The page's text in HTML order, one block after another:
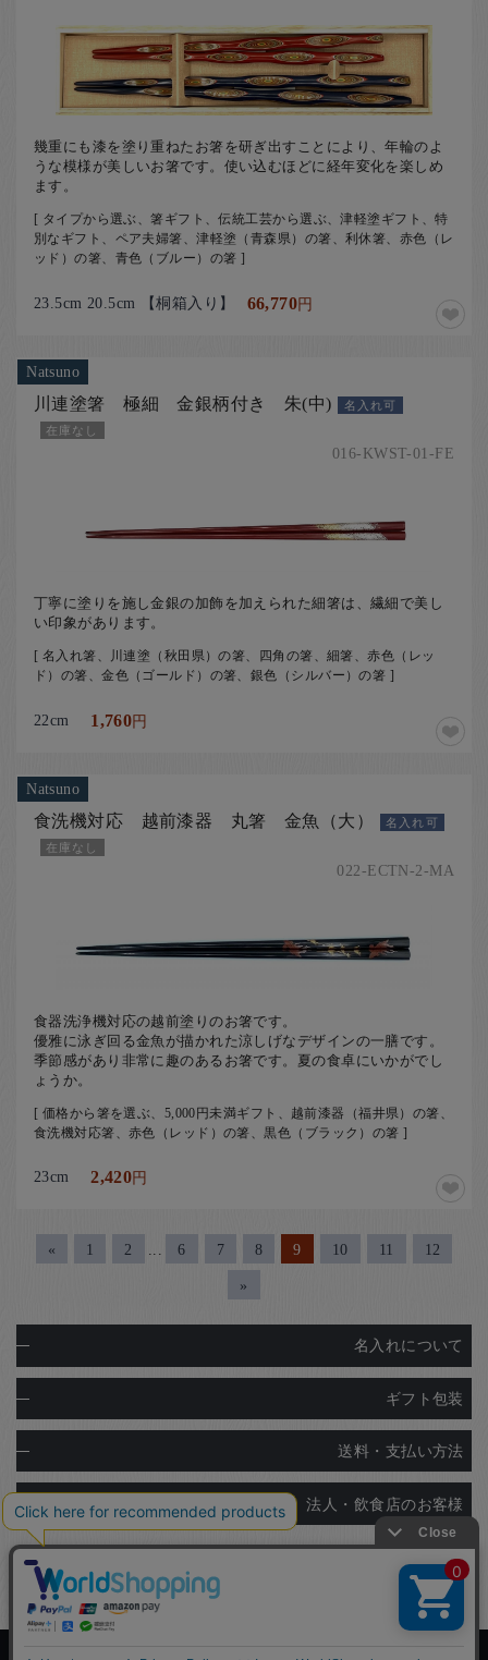
幾重にも漆を塗り重ねたお箸を研ぎ出すことにより、年輪のよ
うな模様が美しいお箸です。使い込むほどに経年変化を楽しめ
ます。
[ タイプから選ぶ、箸ギフト、伝統工芸から選ぶ、津軽塗ギフト、特
別なギフト、ペア夫婦箸、津軽塗（青森県）の箸、利休箸、赤色（レ
ッド）の箸、青色（ブルー）の箸 ]
23.5cm 20.5cm 【桐箱入り】 66,770円
Natsuno
川連塗箸 極細 金銀柄付き 朱(中)
名入れ可
在庫なし
016-KWST-01-FE
丁寧に塗りを施し金銀の加飾を加えられた細箸は、繊細で美し
い印象があります。
[ 名入れ箸、川連塗（秋田県）の箸、四角の箸、細箸、赤色（レッ
ド）の箸、金色（ゴールド）の箸、銀色（シルバー）の箸 ]
22cm 1,760円
Natsuno
食洗機対応 越前漆器 丸箸 金魚（大）
名入れ可
在庫なし
022-ECTN-2-MA
食器洗浄機対応の越前塗りのお箸です。
優雅に泳ぎ回る金魚が描かれた涼しげなデザインの一膳です。
季節感があり非常に趣のあるお箸です。夏の食卓にいかがでし
ょうか。
[ 価格から箸を選ぶ、5,000円未満ギフト、越前漆器（福井県）の箸、
食洗機対応箸、赤色（レッド）の箸、黒色（ブラック）の箸 ]
23cm 2,420円
« 1 2 ... 6 7 8 9 10 11 12
»
名入れについて
ギフト包装
送料・支払い方法
法人・飲食店のお客様